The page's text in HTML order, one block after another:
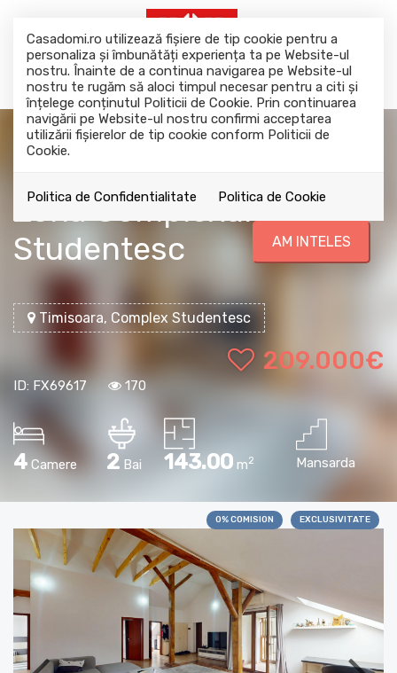
Casadomi.ro utilizează fişiere de tip cookie pentru a
personaliza și îmbunătăți experiența ta pe Website-ul
nostru. Înainte de a continua navigarea pe Website-ul
nostru te rugăm să aloci timpul necesar pentru a citi și
înțelege conținutul Politicii de Cookie. Prin continuarea
navigării pe Website-ul nostru confirmi acceptarea
utilizării fişierelor de tip cookie conform Politicii de
Cookie.
Politica de Confidentialitate Politica de Cookie
AM INTELES
Zona Complexul
Studentesc
Timisoara, Complex Studentesc
209.000€
ID: FX69617 170
4 Camere 2 Bai 143.00 m2 Mansarda
0% COMISION EXCLUSIVITATE